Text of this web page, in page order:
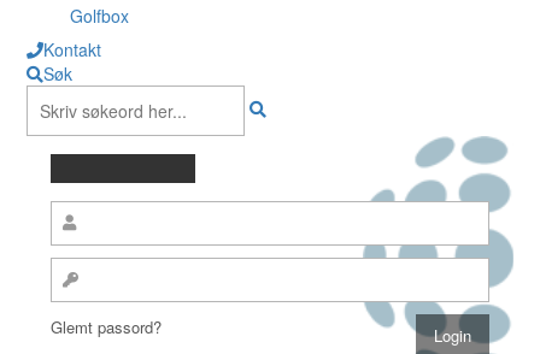
Golfbox
Kontakt
Søk
Glemt passord?